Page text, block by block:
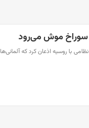
سوراخ موش می‌رود
با روسیه اذعان کرد که آلمانی‌ها